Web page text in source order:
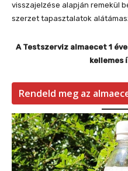
visszajelzése alapján remekül
szerzet tapasztalatok
A Testszerviz almaecet 1
kellemes
Rendeld meg az